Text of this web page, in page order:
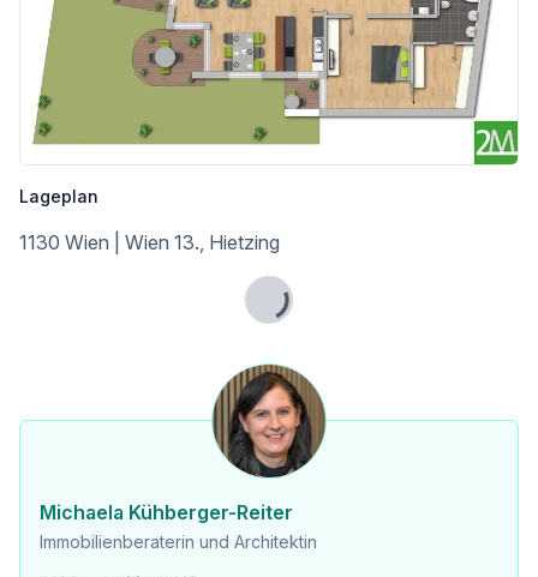
Lageplan
1130 Wien | Wien 13., Hietzing
Lade...
Michaela Kühberger-Reiter
Immobilienberaterin und Architektin